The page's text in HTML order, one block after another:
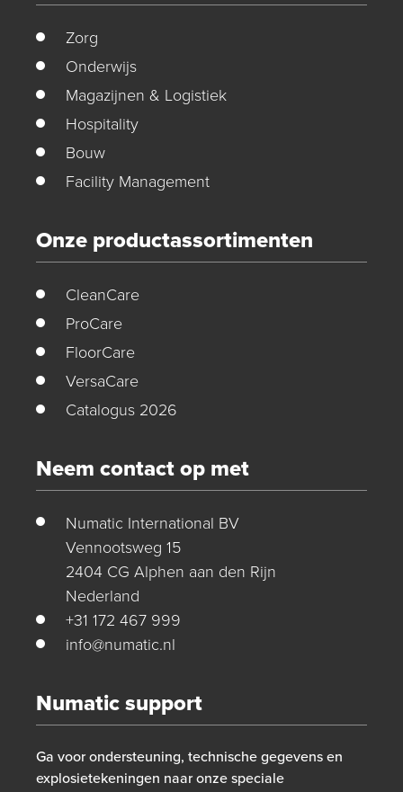
Zorg
Onderwijs
Magazijnen & Logistiek
Hospitality
Bouw
Facility Management
Onze productassortimenten
CleanCare
ProCare
FloorCare
VersaCare
Catalogus 2026
Neem contact op met
Numatic International BV
Vennootsweg 15
2404 CG Alphen aan den Rijn
Nederland
+31 172 467 999
info@numatic.nl
Numatic support
Ga voor ondersteuning, technische gegevens en
explosietekeningen naar onze speciale